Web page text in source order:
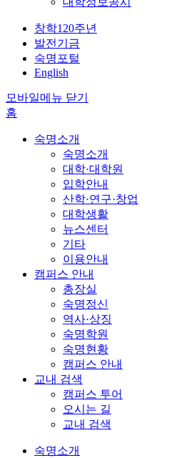
창학120주년
발전기금
숙명포털
English
모바일메뉴 닫기
홈
숙명소개
숙명소개
대학·대학원
입학안내
산학·연구·창업
대학생활
뉴스센터
기타
이용안내
캠퍼스 안내
총장실
숙명정신
역사·상징
숙명학원
숙명현황
캠퍼스 안내
교내 검색
캠퍼스 투어
오시는 길
교내 검색
숙명소개